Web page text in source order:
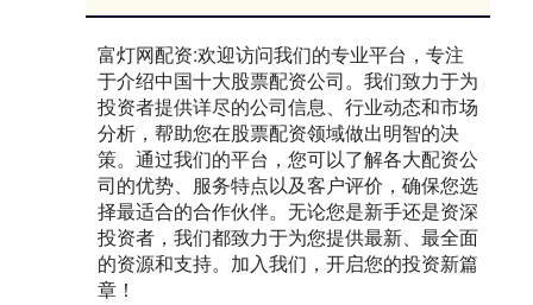
富灯网配资:欢迎访问我们的专业平台，专注
于介绍中国十大股票配资公司。我们致力于为
投资者提供详尽的公司信息、行业动态和市场
分析，帮助您在股票配资领域做出明智的决
策。通过我们的平台，您可以了解各大配资公
司的优势、服务特点以及客户评价，确保您选
择最适合的合作伙伴。无论您是新手还是资深
投资者，我们都致力于为您提供最新、最全面
的资源和支持。加入我们，开启您的投资新篇
章！